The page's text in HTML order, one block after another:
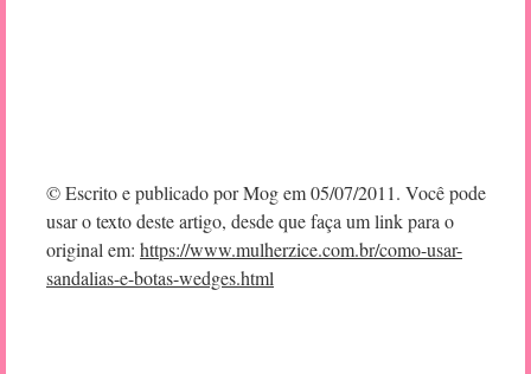
© Escrito e publicado por Mog em 05/07/2011. Você pode
usar o texto deste artigo, desde que faça um link para o
original em: https://www.mulherzice.com.br/como-usar-
sandalias-e-botas-wedges.html